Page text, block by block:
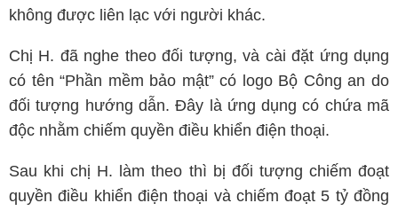
không được liên lạc với người khác.
Chị H. đã nghe theo đối tượng, và cài đặt ứng dụng
có tên “Phần mềm bảo mật” có logo Bộ Công an do
đối tượng hướng dẫn. Đây là ứng dụng có chứa mã
độc nhằm chiếm quyền điều khiển điện thoại.
Sau khi chị H. làm theo thì bị đối tượng chiếm đoạt
quyền điều khiển điện thoại và chiếm đoạt 5 tỷ đồng